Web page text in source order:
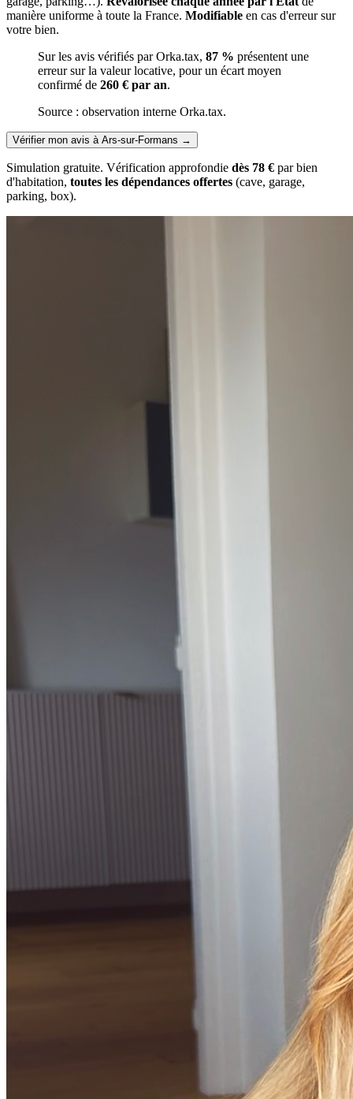
manière uniforme à toute la France. Modifiable en cas d'erreur sur
votre bien.
Sur les avis vérifiés par Orka.tax, 87 % présentent une
erreur sur la valeur locative, pour un écart moyen
confirmé de 260 € par an.
Source : observation interne Orka.tax.
Vérifier mon avis à Ars-sur-Formans →
Simulation gratuite. Vérification approfondie dès 78 € par bien
d'habitation, toutes les dépendances offertes (cave, garage,
parking, box).